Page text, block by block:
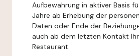
Aufbewahrung in aktiver Basis
Jahre ab Erhebung der
Daten oder Ende der
auch ab dem letzten Kontakt
Restaurant.